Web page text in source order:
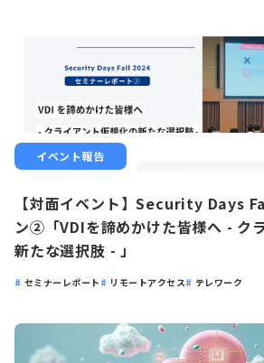
イベント報告
【対面イベント】Security Days
ン②「VDIを諦めかけた皆様へ - ク
新たな選択肢 - 」
セミナーレポート リモートアクセス
テレワーク